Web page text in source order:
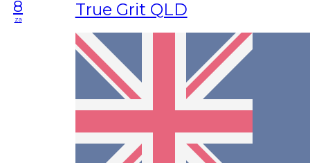
8
za True Grit QLD